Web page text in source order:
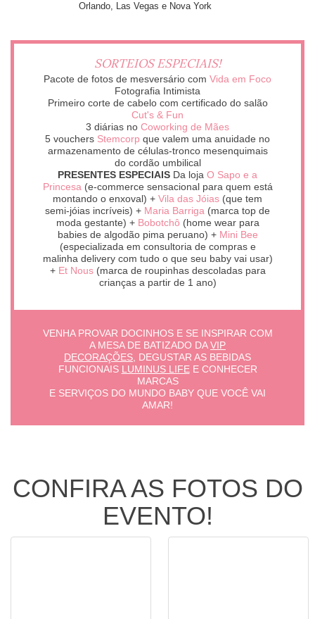
Orlando, Las Vegas e Nova York
SORTEIOS ESPECIAIS!
Pacote de fotos de mesversário com Vida em Foco
Fotografia Intimista
Primeiro corte de cabelo com certificado do salão
Cut's & Fun
3 diárias no Coworking de Mães
5 vouchers Stemcorp que valem uma anuidade no
armazenamento de células-tronco mesenquimais
do cordão umbilical
PRESENTES ESPECIAIS Da loja O Sapo e a
Princesa (e-commerce sensacional para quem está
montando o enxoval) + Vila das Jóias (que tem
semi-jóias incríveis) + Maria Barriga (marca top de
moda gestante) + Bobotchô (home wear para
babies de algodão pima peruano) + Mini Bee
(especializada em consultoria de compras e
malinha delivery com tudo o que seu baby vai usar)
+ Et Nous(marca de roupinhas descoladas para
crianças a partir de 1 ano)
VENHA PROVAR DOCINHOS E SE INSPIRAR COM
A MESA DE BATIZADO DAVIP
DECORAÇÕES , DEGUSTAR AS BEBIDAS
FUNCIONAIS LUMINUS LIFEE CONHECER
MARCAS
E SERVIÇOS DO MUNDO BABY QUE VOCÊ VAI
AMAR!
CONFIRA AS FOTOS DO
EVENTO!